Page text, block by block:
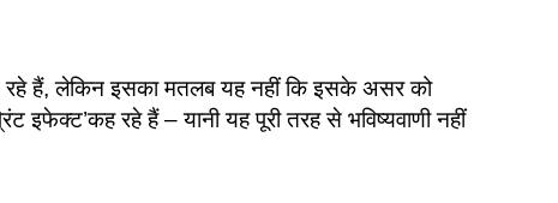
रहे हैं, लेकिन इसका मतलब यह नहीं कि इसके असर को
इफेक्ट’कह रहे हैं – यानी यह पूरी तरह से भविष्यवाणी नहीं